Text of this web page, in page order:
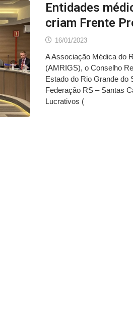
Entidades
criam Frente
16/01/2023
A Associação Médica do
(AMRIGS), o Conselho
Estado do Rio Grande do
Federação RS – Santas
Lucrativos (